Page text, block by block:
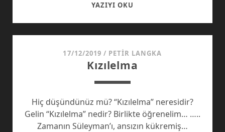
YAZIYI OKU
KÜLTÜREL
ÇIPLAKLIK
17/12/2019 / PETIR LANGKA
Kızılelma
Hiç düşündünüz mü? “Kızılelma” neresidir?
Gelin “Kızılelma” nedir? Birlikte öğrenelim… …..
Zamanın Süleyman’ı, ansızın kükremiş…